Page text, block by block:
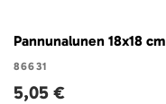
Pannunalunen 18x18 cm
86631
5,05 €